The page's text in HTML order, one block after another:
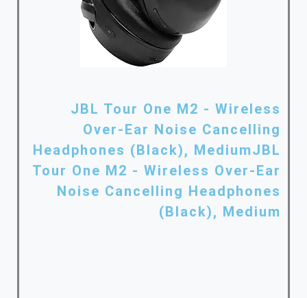
JBL Tour One M2 - Wireless
Over-Ear Noise Cancelling
Headphones (Black), MediumJBL
Tour One M2 - Wireless Over-Ear
Noise Cancelling Headphones
(Black), Medium